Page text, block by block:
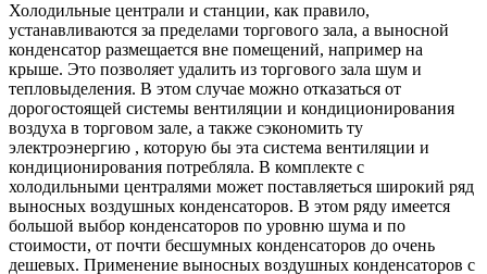
Холодильные централи и станции, как правило,
устанавливаются за пределами торгового зала, а выносной
конденсатор размещается вне помещений, например на
крыше. Это позволяет удалить из торгового зала шум и
тепловыделения. В этом случае можно отказаться от
дорогостоящей системы вентиляции и кондиционирования
воздуха в торговом зале, а также сэкономить ту
электроэнергию , которую бы эта система вентиляции и
кондиционирования потребляла. В комплекте с
холодильными централями может поставляеться широкий ряд
выносных воздушных конденсаторов. В этом ряду имеется
большой выбор конденсаторов по уровню шума и по
стоимости, от почти бесшумных конденсаторов до очень
дешевых. Применение выносных воздушных конденсаторов с